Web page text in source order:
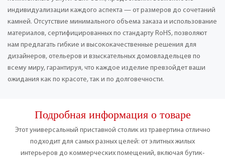
индивидуализации каждого аспекта — от размеров до сочетаний
камней. Отсутствие минимального объема заказа и использование
материалов, сертифицированных по стандарту RoHS, позволяют
нам предлагать гибкие и высококачественные решения для
дизайнеров, отельеров и взыскательных домовладельцев по
всему миру, гарантируя, что каждое изделие превзойдет ваши
ожидания как по красоте, так и по долговечности.
Подробная информация о товаре
Этот универсальный приставной столик из травертина отлично
подходит для самых разных целей: от элитных жилых
интерьеров до коммерческих помещений, включая бутик-